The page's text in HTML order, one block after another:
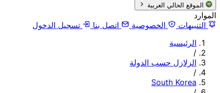
الموقع الحالي العربية
الموارد
التنبيهات
الخصوصية اتصل بنا
تسجيل الدخول
الرئيسية
/
الزلازل حسب الدولة
/
South Korea